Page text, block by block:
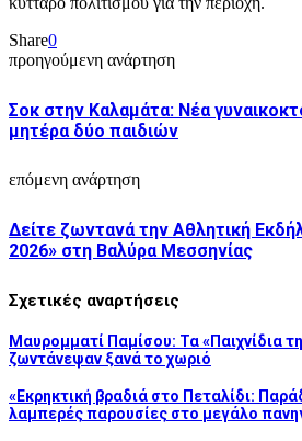
Share0
προηγούμενη ανάρτηση
Σοκ στην Καλαμάτα: Νέα
μητέρα δύο παιδιών
επόμενη ανάρτηση
Δείτε ζωντανά την Αθλητική
2026» στη Βαλύρα Μεσσηνίας
Σχετικές αναρτήσεις
Μαυρομματί Παμίσου: Τα «Παιχνίδια
ζωντάνεψαν ξανά το χωριό
«Εκρηκτική βραδιά στο Πεταλίδι:
λαμπερές παρουσίες στο μεγάλο